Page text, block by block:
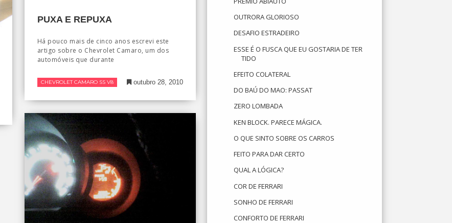
PUXA E REPUXA
Há pouco mais de cinco anos escrevi este
artigo sobre o Chevrolet Camaro, um dos
automóveis que durante
CHEVROLET CAMARO SS V8 outubro 28, 2010
OUTRORA GLORIOSO
DESAFIO ESTRADEIRO
ESSE É O FUSCA QUE EU GOSTARIA DE TER
TIDO
EFEITO COLATERAL
DO BAÚ DO MAO: PASSAT
ZERO LOMBADA
KEN BLOCK. PARECE MÁGICA.
O QUE SINTO SOBRE OS CARROS
FEITO PARA DAR CERTO
QUAL A LÓGICA?
COR DE FERRARI
SONHO DE FERRARI
CONFORTO DE FERRARI